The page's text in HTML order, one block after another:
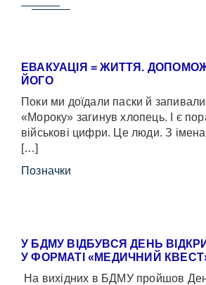
ЕВАКУАЦІЯ = ЖИТТЯ.
ЙОГО
Поки ми доїдали паски й
«Мороку» загинув хлопець. І є
військові цифри. Це люди. З
[…]
Позначки
У БДМУ ВІДБУВСЯ ДЕНЬ
У ФОРМАТІ «МЕДИЧНИЙ
На вихідних в БДМУ пройшов